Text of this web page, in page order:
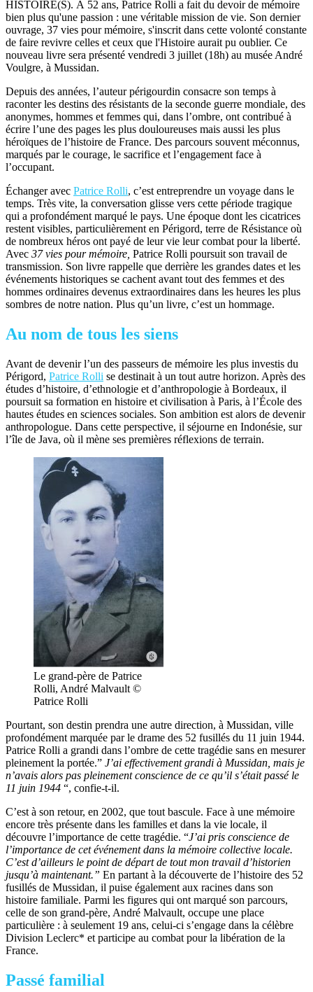
HISTOIRE(S). À 52 ans, Patrice Rolli a fait du devoir de mémoire
bien plus qu'une passion : une véritable mission de vie. Son dernier
ouvrage, 37 vies pour mémoire, s'inscrit dans cette volonté constante
de faire revivre celles et ceux que l'Histoire aurait pu oublier. Ce
nouveau livre sera présenté vendredi 3 juillet (18h) au musée André
Voulgre, à Mussidan.
Depuis des années, l’auteur périgourdin consacre son temps à
raconter les destins des résistants de la seconde guerre mondiale, des
anonymes, hommes et femmes qui, dans l’ombre, ont contribué à
écrire l’une des pages les plus douloureuses mais aussi les plus
héroïques de l’histoire de France. Des parcours souvent méconnus,
marqués par le courage, le sacrifice et l’engagement face à
l’occupant.
Échanger avec Patrice Rolli, c’est entreprendre un voyage dans le
temps. Très vite, la conversation glisse vers cette période tragique
qui a profondément marqué le pays. Une époque dont les cicatrices
restent visibles, particulièrement en Périgord, terre de Résistance où
de nombreux héros ont payé de leur vie leur combat pour la liberté.
Avec 37 vies pour mémoire, Patrice Rolli poursuit son travail de
transmission. Son livre rappelle que derrière les grandes dates et les
événements historiques se cachent avant tout des femmes et des
hommes ordinaires devenus extraordinaires dans les heures les plus
sombres de notre nation. Plus qu’un livre, c’est un hommage.
Au nom de tous les siens
Avant de devenir l’un des passeurs de mémoire les plus investis du
Périgord, Patrice Rolli se destinait à un tout autre horizon. Après des
études d’histoire, d’ethnologie et d’anthropologie à Bordeaux, il
poursuit sa formation en histoire et civilisation à Paris, à l’École des
hautes études en sciences sociales. Son ambition est alors de devenir
anthropologue. Dans cette perspective, il séjourne en Indonésie, sur
l’île de Java, où il mène ses premières réflexions de terrain.
Le grand-père de Patrice
Rolli, André Malvault ©
Patrice Rolli
Pourtant, son destin prendra une autre direction, à Mussidan, ville
profondément marquée par le drame des 52 fusillés du 11 juin 1944.
Patrice Rolli a grandi dans l’ombre de cette tragédie sans en mesurer
pleinement la portée.” J’ai effectivement grandi à Mussidan, mais je
n’avais alors pas pleinementconscience de ce qu’il s’était passé le
11 juin 1944 “, confie-t-il.
C’est à son retour, en 2002, que tout bascule. Face à une mémoire
encore très présente dans les familles et dans la vie locale, il
découvre l’importance de cette tragédie. “J’ai pris conscience de
l’importance de cet événement dans la mémoire collective locale.
C’est d’ailleurs le point de départ de tout mon travail d’historien
jusqu’à maintenant.” En partant à la découverte de l’histoire des 52
fusillés de Mussidan, il puise également aux racines dans son
histoire familiale. Parmi les figures qui ont marqué son parcours,
celle de son grand-père, André Malvault, occupe une place
particulière : à seulement 19 ans, celui-ci s’engage dans la célèbre
Division Leclerc* et participe au combat pour la libération de la
France.
Passé familial